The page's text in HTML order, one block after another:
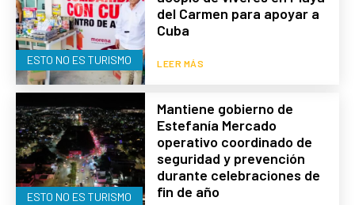
ESTO NO ES TURISMO
del Carmen para apoyar a
Cuba
LEER MÁS
ESTO NO ES TURISMO
Mantiene gobierno de
Estefanía Mercado
operativo coordinado de
seguridad y prevención
durante celebraciones de
fin de año